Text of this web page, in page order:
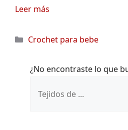
Leer más
Categorías
Crochet para bebe
¿No encontraste lo que